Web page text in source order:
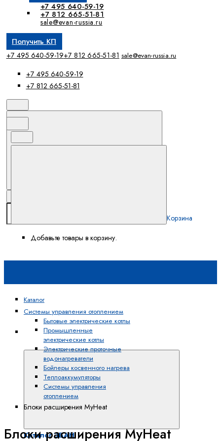
+7 495 640-59-19
+7 812 665-51-81
sale@evan-russia.ru
Получить КП
+7 495 640-59-19+7 812 665-51-81 sale@evan-russia.ru
+7 495 640-59-19
+7 812 665-51-81
Корзина
Добавьте товары в корзину.
Каталог ЭВАН
Каталог
Системы управления отоплением
Бытовые электрические котлы
Промышленные
электрические котлы
Электрические проточные
водонагреватели
Бойлеры косвенного нагрева
Теплоаккумуляторы
Системы управления
отоплением
Блоки расширения MyHeat
Блоки расширения MyHeat